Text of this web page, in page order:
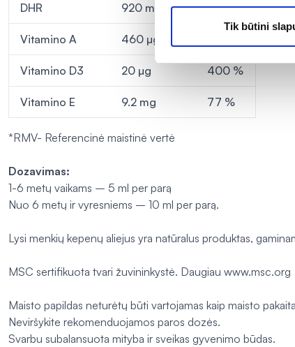
Tik būtini
DHR 920 mg
Vitamino A 460 µg
Vitamino D3 20 µg 400 %
Vitamino E 9.2 mg 77 %
*RMV- Referencinė maistinė vertė
Dozavimas:
1-6 metų vaikams – 5 ml per parą
Nuo 6 metų ir vyresniems – 10 ml per parą.
Lysi menkių kepenų aliejus yra natūralus produktas,
MSC sertifikuota tvari žuvininkystė. Daugiau www.msc.org
Maisto papildas neturėtų būti vartojamas kaip maisto
Neviršykite rekomenduojamos paros dozės.
Svarbu subalansuota mityba ir sveikas gyvenimo būdas.